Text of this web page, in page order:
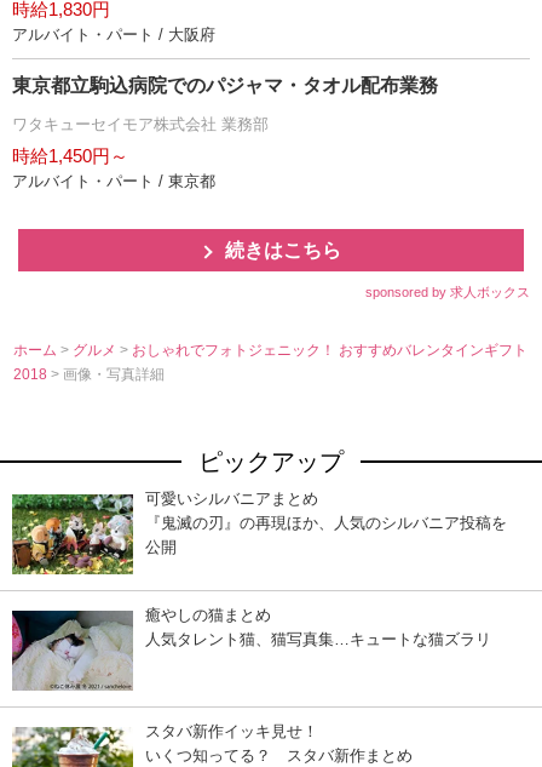
時給1,830円
アルバイト・パート / 大阪府
東京都立駒込病院でのパジャマ・タオル配布業務
ワタキューセイモア株式会社 業務部
時給1,450円～
アルバイト・パート / 東京都
続きはこちら
sponsored by 求人ボックス
ホーム > グルメ> おしゃれでフォトジェニック！ おすすめバレンタインギフト
2018> 画像・写真詳細
ピックアップ
可愛いシルバニアまとめ
『鬼滅の刃』の再現ほか、人気のシルバニア投稿を
公開
癒やしの猫まとめ
人気タレント猫、猫写真集…キュートな猫ズラリ
スタバ新作イッキ見せ！
いくつ知ってる？ スタバ新作まとめ